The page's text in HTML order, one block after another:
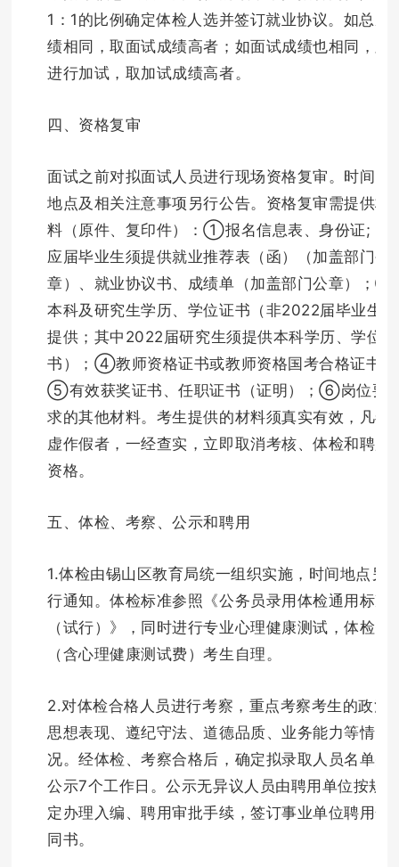
1：1的比例确定体检人选并签订就业协议。如总成
绩相同，取面试成绩高者；如面试成绩也相同，则
进行加试，取加试成绩高者。
四、资格复审
面试之前对拟面试人员进行现场资格复审。时间、
地点及相关注意事项另行公告。资格复审需提供材
料（原件、复印件）：①报名信息表、身份证; ②
应届毕业生须提供就业推荐表（函）（加盖部门公
章）、就业协议书、成绩单（加盖部门公章）；③
本科及研究生学历、学位证书（非2022届毕业生须
提供；其中2022届研究生须提供本科学历、学位证
书）；④教师资格证书或教师资格国考合格证书；
⑤有效获奖证书、任职证书（证明）；⑥岗位要
求的其他材料。考生提供的材料须真实有效，凡弄
虚作假者，一经查实，立即取消考核、体检和聘用
资格。
五、体检、考察、公示和聘用
1.体检由锡山区教育局统一组织实施，时间地点另
行通知。体检标准参照《公务员录用体检通用标准
（试行）》，同时进行专业心理健康测试，体检费
（含心理健康测试费）考生自理。
2.对体检合格人员进行考察，重点考察考生的政治
思想表现、遵纪守法、道德品质、业务能力等情
况。经体检、考察合格后，确定拟录取人员名单并
公示7个工作日。公示无异议人员由聘用单位按规
定办理入编、聘用审批手续，签订事业单位聘用合
同书。